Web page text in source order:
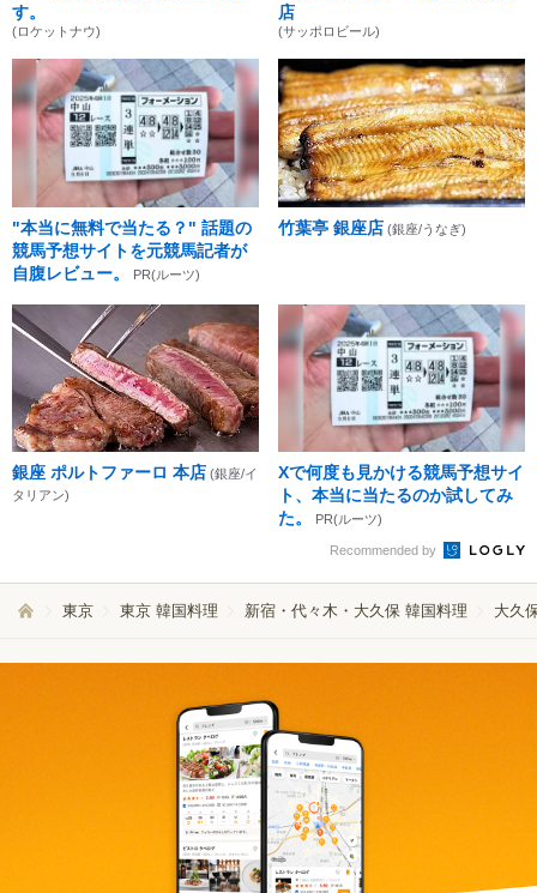
す。
(ロケットナウ)
店
(サッポロビール)
"本当に無料で当たる？" 話題の
競馬予想サイトを元競馬記者が
自腹レビュー。
PR(ルーツ)
竹葉亭 銀座店 (銀座/うなぎ)
銀座 ポルトファーロ 本店 (銀座/イ
タリアン)
Xで何度も見かける競馬予想サイ
ト、本当に当たるのか試してみ
た。
PR(ルーツ)
Recommended by
東京 東京 韓国料理 新宿・代々木・大久保 韓国料理 大久